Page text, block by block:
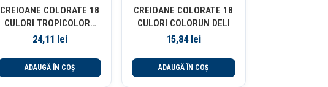
CREIOANE COLORATE 18
CULORI TROPICOLORS
BIC
24,11 lei
ADAUGĂ ÎN COȘ
CREIOANE COLORATE 18
CULORI COLORUN DELI
15,84 lei
ADAUGĂ ÎN COȘ